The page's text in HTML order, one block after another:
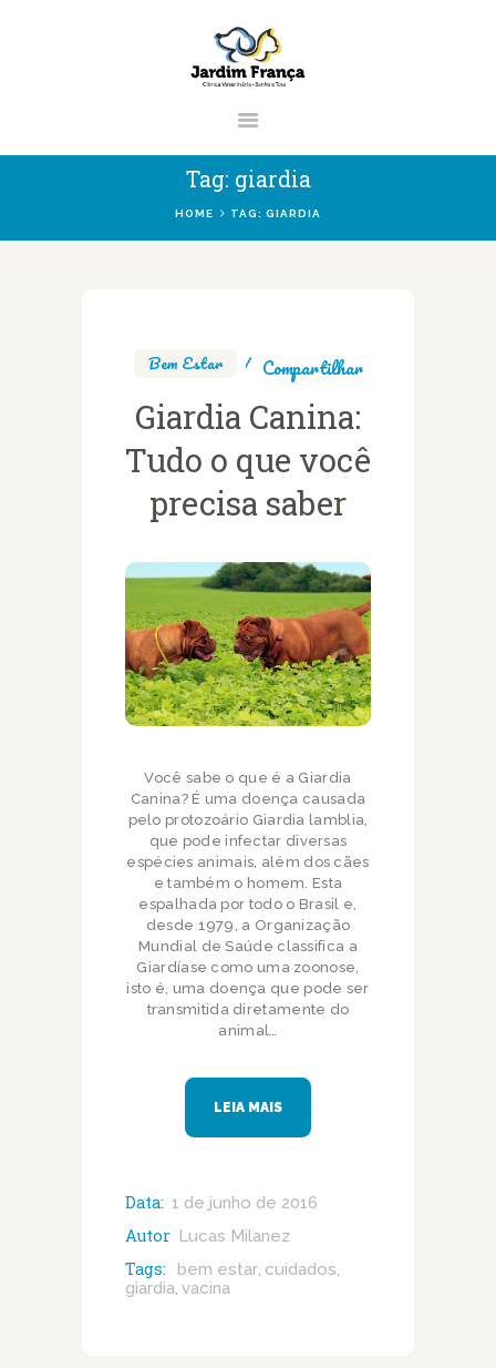
Tag: giardia
HOME TAG: GIARDIA
CLÍNICA VETERINÁRIA JARDIM
FRANÇA | ZONA NORTE DE SÃO
PAULO
São Paulo
VETERINÁRIOS
SERVIÇOS
BLOG
Bem Estar Compartilhar
Giardia Canina:
Tudo o que você
precisa saber
Você sabe o que é a Giardia
Canina? É uma doença causada
pelo protozoário Giardia lamblia,
que pode infectar diversas
espécies animais, além dos cães
e também o homem. Esta
espalhada por todo o Brasil e,
desde 1979, a Organização
Mundial de Saúde classifica a
Giardíase como uma zoonose,
isto é, uma doença que pode ser
transmitida diretamente do
animal…
LEIA MAIS
Data: 1 de junho de 2016
Autor Lucas Milanez
Tags: bem estar, cuidados
giardia vacina